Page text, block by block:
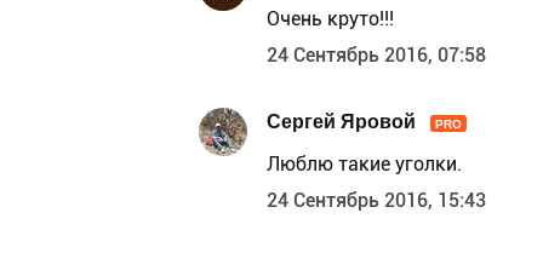
Очень круто!!!
24 Сентябрь 2016, 07:58
Сергей Яровой PRO
Люблю такие уголки.
24 Сентябрь 2016, 15:43